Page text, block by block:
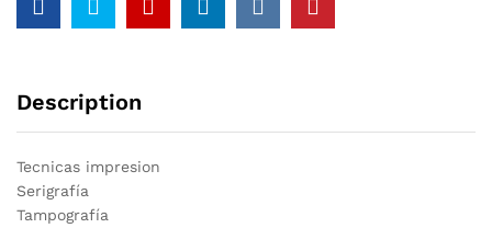
Description
Tecnicas impresion
Serigrafía
Tampografía